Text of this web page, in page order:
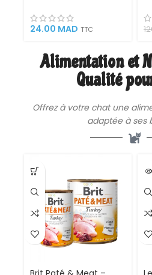
l’Hygiène Bucco-
Dentaire
24.00 MAD TTC
Alimentation et
Qualité
Offrez à votre chat une
adaptée à ses